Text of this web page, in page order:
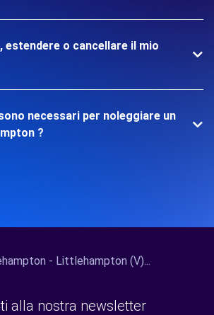
estendere o cancellare il mio
necessari per noleggiare un
?
- Littlehampton (V)...
alla nostra newsletter